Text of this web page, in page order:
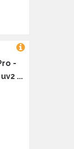
-
...